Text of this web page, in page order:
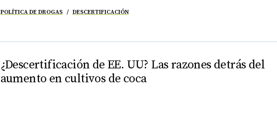
POLÍTICA DE DROGAS DESCERTIFICACIÓN
¿Descertificación de EE. UU? Las razones detrás del
aumento en cultivos de coca